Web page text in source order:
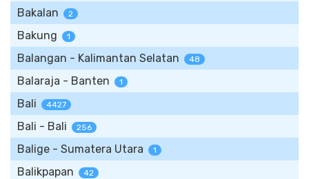
Bakalan 2
Bakung 1
Balangan - Kalimantan Selatan 48
Balaraja - Banten 1
Bali 4427
Bali - Bali 256
Balige - Sumatera Utara 1
Balikpapan 42